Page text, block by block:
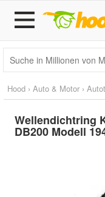
Hood › Auto & Motor ›
Wellendichtring
DB200 Modell